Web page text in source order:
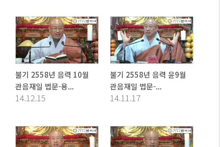
불기 2558년 음력 10월
관음재일 법문-용...
14.12.15
불기 2558년 음력 윤9월
관음재일 법문-...
14.11.17